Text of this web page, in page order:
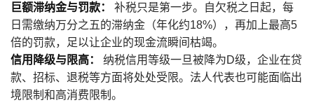
巨额滞纳金与罚款：
补税只是第一步。自欠税之日起，每
日需缴纳万分之五的滞纳金（年化约18%），再加上最高5
倍的罚款，足以让企业的现金流瞬间枯竭。
信用降级与限高：
纳税信用等级一旦被降为D级，企业在贷
款、招标、退税等方面将处处受限。法人代表也可能面临出
境限制和高消费限制。